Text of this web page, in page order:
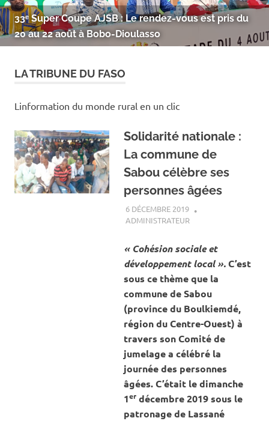
33ᵉ Super Coupe AJSB : Le rendez-vous est pris du
20 au 22 août à Bobo-Dioulasso
LA TRIBUNE DU FASO
Linformation du monde rural en un clic
Solidarité nationale :
La commune de
Sabou célèbre ses
personnes âgées
6 DÉCEMBRE 2019
ADMINISTRATEURSOCIÉTÉ
« Cohésion sociale et
développement local ».C’est
sous ce thème que la
commune de Sabou
(province du Boulkiemdé,
région du Centre-Ouest) à
travers son Comité de
jumelage a célébré la
journée des personnes
âgées. C’était le dimanche
1erdécembre 2019 sous le
patronage de Lassané